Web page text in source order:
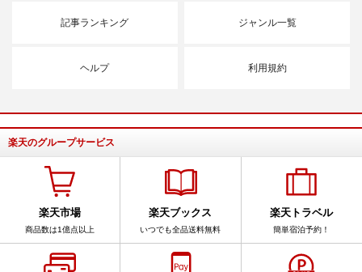
記事ランキング ジャンル一覧
ヘルプ 利用規約
楽天のグループサービス
楽天市場
商品数は1億点以上
楽天ブックス
いつでも全品送料無料
楽天トラベル
簡単宿泊予約！